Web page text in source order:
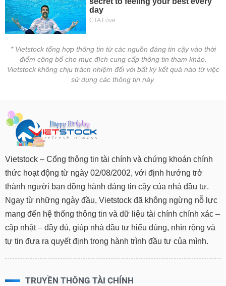
* Vietstock tổng hợp thông tin từ các nguồn đáng tin cậy vào thời
điểm công bố cho mục đích cung cấp thông tin tham khảo.
Vietstock không chịu trách nhiệm đối với bất kỳ kết quả nào từ việc
sử dụng các thông tin này.
Vietstock – Cổng thông tin tài chính và chứng khoán chính
thức hoạt động từ ngày 02/08/2002, với định hướng trở
thành người bạn đồng hành đáng tin cậy của nhà đầu tư.
Ngay từ những ngày đầu, Vietstock đã không ngừng nỗ lực
mang đến hệ thống thông tin và dữ liệu tài chính chính xác –
cập nhật – đầy đủ, giúp nhà đầu tư hiểu đúng, nhìn rộng và
tự tin đưa ra quyết định trong hành trình đầu tư của mình.
TRUYỀN THÔNG TÀI CHÍNH